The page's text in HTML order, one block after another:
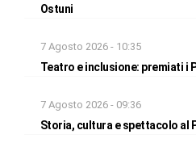
Ostuni
7 Agosto 2026 - 10:35
Teatro e inclusione: premiati i
7 Agosto 2026 - 09:36
Storia, cultura e spettacolo al